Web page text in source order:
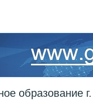
образование